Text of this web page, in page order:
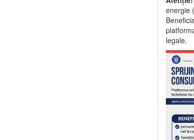
energie
legale.